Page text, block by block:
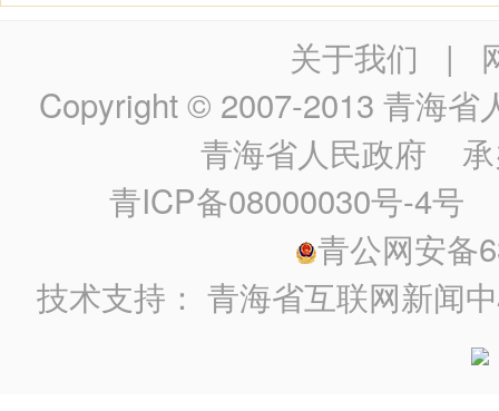
关于我们 |
Copyright © 2007-2013 青海省
青海省人民政府 承
青ICP备08000030号-4号
青公网安备
技术支持：青海省互联网新闻